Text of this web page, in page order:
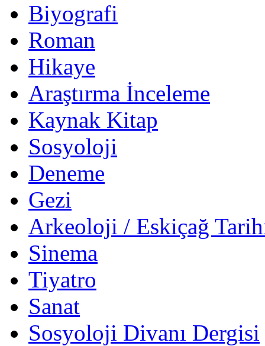
Biyografi
Roman
Hikaye
Araştırma İnceleme
Kaynak Kitap
Sosyoloji
Deneme
Gezi
Arkeoloji / Eskiçağ
Sinema
Tiyatro
Sanat
Sosyoloji Divanı Dergisi